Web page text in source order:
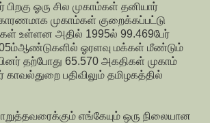
ஓரு சில முகாம்கள் தனியார்
முகாம்கள் குறைக்கப்பட்டு
உள்ளன அதில் 1995ல் 99.469பேர்
ஓரளவு மக்கள் மீண்டும்
தற்போது 65.570 அகதிகள் முகாம்
காவல்துறை பதிவிலும் தமிழகத்தில்
எங்கேயும் ஒரு நிலையான